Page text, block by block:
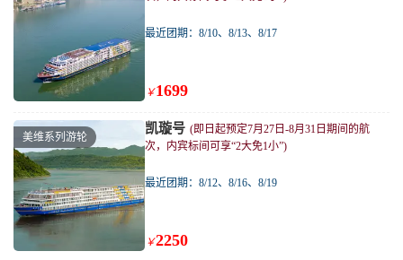
最近团期：8/10、8/13、8/17
￥1699
美维系列游轮
凯璇号 (即日起预定7月27日-8月31日期间的航
次，内宾标间可享“2大免1小”)
最近团期：8/12、8/16、8/19
￥2250